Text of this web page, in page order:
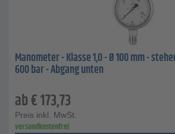
Manometer - Klasse 1,0 - Ø 100 mm -
600 bar - Abgang unten
ab€173,73
Preis inkl. MwSt.
versandkostenfrei